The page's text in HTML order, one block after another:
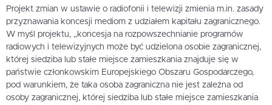
Projekt zmian w ustawie o radiofonii i telewizji zmienia m.in. zasady
przyznawania koncesji mediom z udziałem kapitału zagranicznego.
W myśl projektu, „koncesja na rozpowszechnianie programów
radiowych i telewizyjnych może być udzielona osobie zagranicznej,
której siedziba lub stałe miejsce zamieszkania znajduje się w
państwie członkowskim Europejskiego Obszaru Gospodarczego,
pod warunkiem, że taka osoba zagraniczna nie jest zależna od
osoby zagranicznej, której siedziba lub stałe miejsce zamieszkania